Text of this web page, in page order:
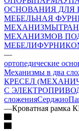
ОСНОВАНИЯ ДЛЯ
МЕБЕЛЬНАЯ
МЕХАНИЗМЫ
МЕХАНИЗМОВ
МЕБЕЛИ
—
ортопедические
Механизмы в два
КРЕСЕЛ
С
сложенияСерджио
—Кроватная рамка